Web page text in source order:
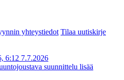
yhteystiedot Tilaa uutiskirje
6:12 7.7.2026
suunnittelu lisää